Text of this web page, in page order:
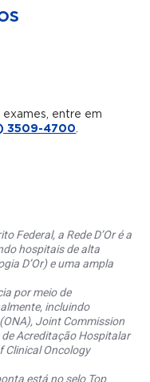
exames, entre em
3509-4700.
Federal, a Rede D’Or é a
hospitais de alta
D’Or) e uma ampla
por meio de
incluindo
Joint Commission
Acreditação Hospitalar
Clinical Oncology
está no selo Top